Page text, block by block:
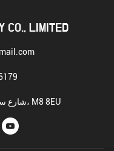
CO., LIMITED
1-2 شارع ساغار، مانشستر، إنجلترا، M8 8EU